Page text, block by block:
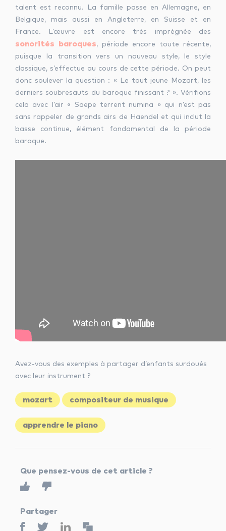
talent est reconnu. La famille passe en Allemagne, en
Belgique, mais aussi en Angleterre, en Suisse et en
France. L’œuvre est encore très imprégnée des
sonorités baroques, période encore toute récente,
puisque la transition vers un nouveau style, le style
classique, s’effectue au cours de cette période. On peut
donc soulever la question : « Le tout jeune Mozart, les
derniers soubresauts du baroque finissant ? ». Vérifions
cela avec l’air « Saepe terrent numina » qui n’est pas
sans rappeler de grands airs de Haendel et qui inclut la
basse continue, élément fondamental de la période
baroque.
Avez-vous des exemples à partager d’enfants surdoués
avec leur instrument ?
mozart compositeur de musique
apprendre le piano
Que pensez-vous de cet article ?
Partager